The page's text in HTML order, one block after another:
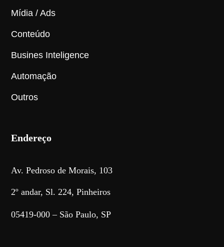
Mídia / Ads
Conteúdo
Busines Inteligence
Automação
Outros
Endereço
Av. Pedroso de Morais, 103
2º andar, Sl. 224, Pinheiros
05419-000 – São Paulo, SP